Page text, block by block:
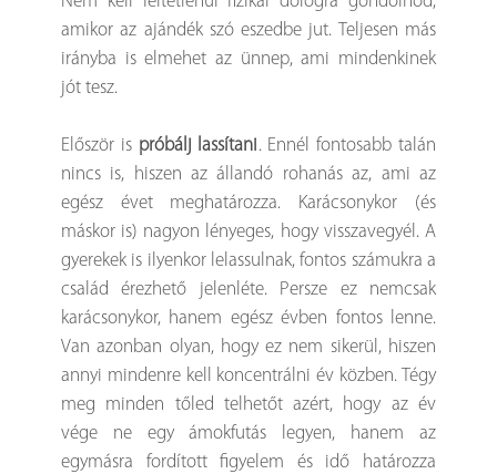
amikor az ajándék szó eszedbe jut. Teljesen más
irányba is elmehet az ünnep, ami mindenkinek
jót tesz.
Először is próbálj lassítani. Ennél fontosabb talán
nincs is, hiszen az állandó rohanás az, ami az
egész évet meghatározza. Karácsonykor (és
máskor is) nagyon lényeges, hogy visszavegyél. A
gyerekek is ilyenkor lelassulnak, fontos számukra a
család érezhető jelenléte. Persze ez nemcsak
karácsonykor, hanem egész évben fontos lenne.
Van azonban olyan, hogy ez nem sikerül, hiszen
annyi mindenre kell koncentrálni év közben. Tégy
meg minden tőled telhetőt azért, hogy az év
vége ne egy ámokfutás legyen, hanem az
egymásra fordított figyelem és idő határozza